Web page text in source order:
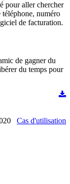
pour aller chercher
téléphone, numéro
de facturation.
de gagner du
du temps pour
Cas d'utilisation